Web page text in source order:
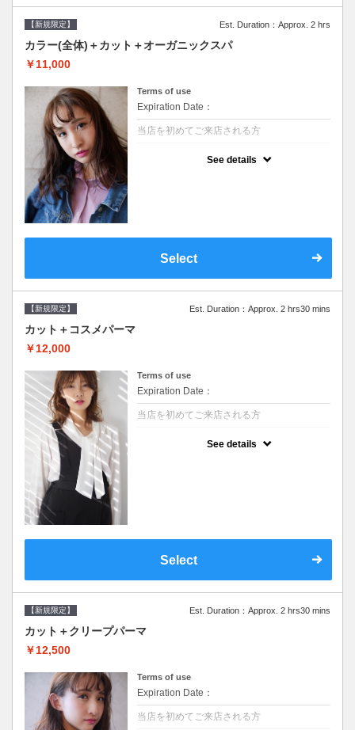
【新規限定】 Est. Duration：Approx. 2 hrs
カラー(全体)＋カット＋オーガニックスパ
￥11,000
Terms of use
Expiration Date：
当店を初めてご来店される方
See details
Select
【新規限定】 Est. Duration：Approx. 2 hrs30 mins
カット＋コスメパーマ
￥12,000
Terms of use
Expiration Date：
当店を初めてご来店される方
See details
Select
【新規限定】 Est. Duration：Approx. 2 hrs30 mins
カット＋クリープパーマ
￥12,500
Terms of use
Expiration Date：
当店を初めてご来店される方